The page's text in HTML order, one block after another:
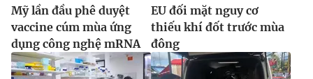
® Cấm sao chép dưới mọi hình thức nếu không có sự chấp
thuận bằng văn bản. Ghi rõ nguồn VTV.vn khi phát hành lại
thông tin từ website này.
Mỹ lần đầu phê duyệt
vaccine cúm mùa ứng
dụng công nghệ mRNA
EU đối mặt nguy cơ
thiếu khí đốt trước mùa
đông